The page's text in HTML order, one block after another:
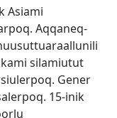
Asiami
Aqqaneq-
silamiutut
Gener
15-inik